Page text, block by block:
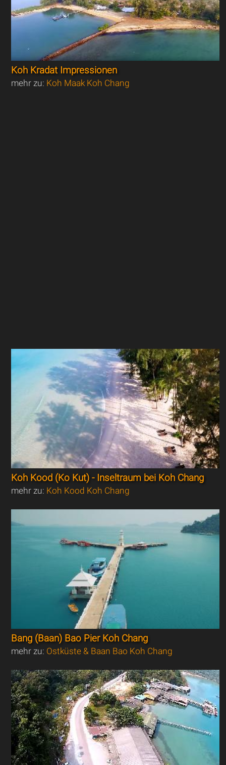
Koh Kradat Impressionen
mehr zu: Koh Maak Koh Chang
Koh Kood (Ko Kut) - Inseltraum bei Koh Chang
mehr zu: Koh Kood Koh Chang
Bang (Baan) Bao Pier Koh Chang
mehr zu: Ostküste & Baan Bao Koh Chang